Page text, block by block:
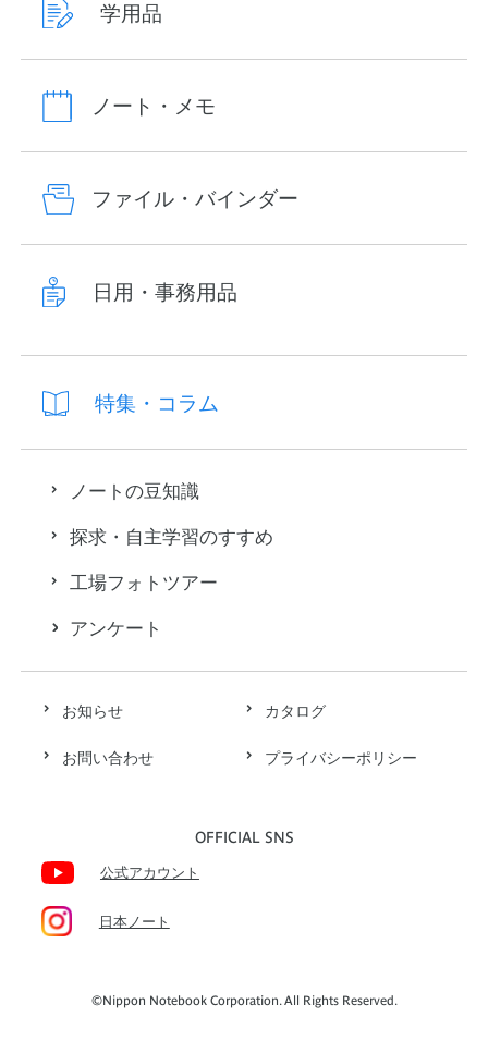
お知らせ カタログ
お問い合わせ プライバシーポリシー
OFFICIAL SNS
公式アカウント
日本ノート
学用品
ノート・メモ
ファイル・バインダー
日用・事務用品
特集・コラム
ノートの豆知識
探求・自主学習のすすめ
工場フォトツアー
アンケート
©Nippon Notebook Corporation. All Rights Reserved.